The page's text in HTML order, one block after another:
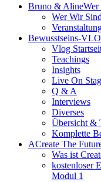
Bruno & AlineWer
Wer Wir Sind
Bewusstseins-
Vlog
Teachings
Insights
Live On
Q & A
Interviews
Diverses
Übersicht &
Komplette
ACreate The
Was ist
kostenloser
Modul 1